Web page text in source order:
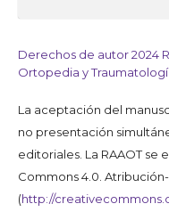
Derechos de autor 2024
Ortopedia y
La aceptación del
no presentación
editoriales. La RAAOT se
Commons 4.0.
(http://